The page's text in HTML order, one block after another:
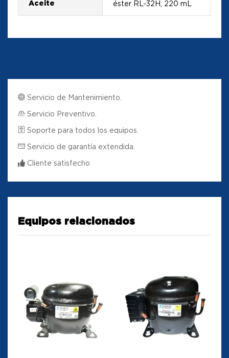
Aceite éster RL-32H, 220 mL
Servicio de Mantenimiento.
Servicio Preventivo.
Soporte para todos los equipos.
Servicio de garantía extendida.
Cliente satisfecho
Equipos relacionados